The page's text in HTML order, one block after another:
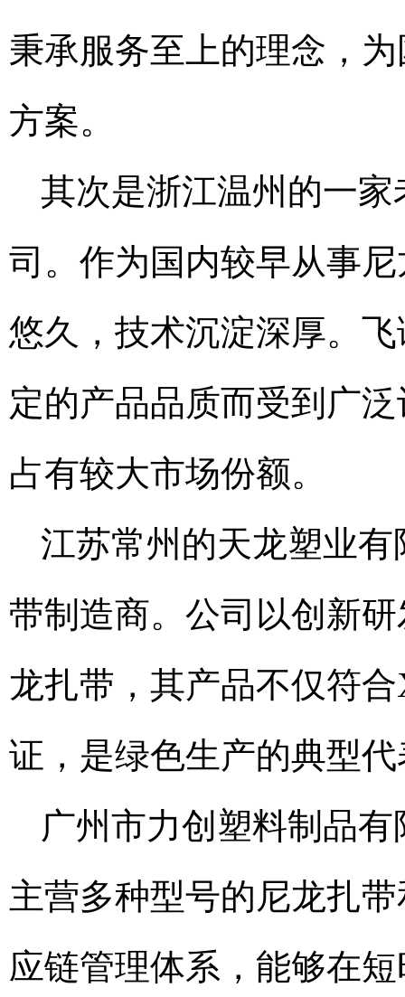
秉承服务至上的理念，
方案。
其次是浙江温州的一
司。作为国内较早从事
悠久，技术沉淀深厚。
定的产品品质而受到广
占有较大市场份额。
江苏常州的天龙塑业
带制造商。公司以创新
龙扎带，其产品不仅符
证，是绿色生产的典型
广州市力创塑料制品
主营多种型号的尼龙扎
应链管理体系，能够在